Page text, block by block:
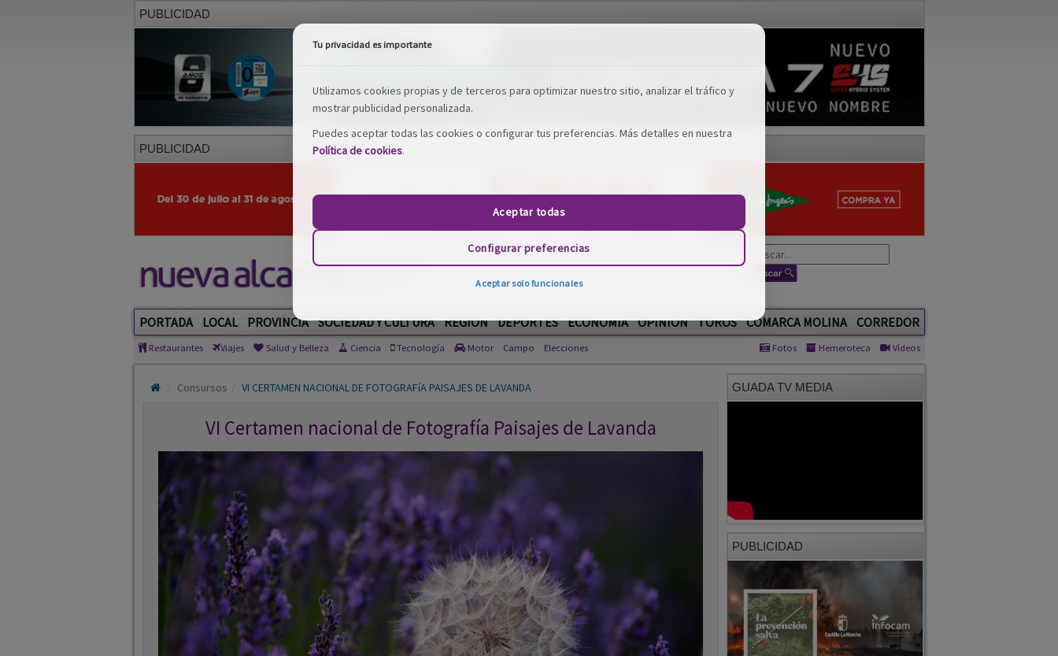
PUBLICIDAD
PUBLICIDAD
PORTADA LOCAL PROVINCIA SOCIEDAD Y CULTURA REGIÓN DEPORTES ECONOMÍA OPINIÓN TOROS COMARCA MOLINA CORREDOR
Restaurantes Viajes Salud y Belleza Ciencia Tecnología Motor Campo Elecciones Fotos Hemeroteca Vídeos
Consursos VI CERTAMEN NACIONAL DE FOTOGRAFíA PAISAJES DE LAVANDA
VI Certamen nacional de Fotografía Paisajes de Lavanda
GUADA TV MEDIA
PUBLICIDAD
Tu privacidad es importante
Utilizamos cookies propias y de terceros para optimizar nuestro sitio, analizar el tráfico y
mostrar publicidad personalizada.
Puedes aceptar todas las cookies o configurar tus preferencias. Más detalles en nuestra
Política de cookies.
Aceptar todas
Configurar preferencias
Aceptar solo funcionales